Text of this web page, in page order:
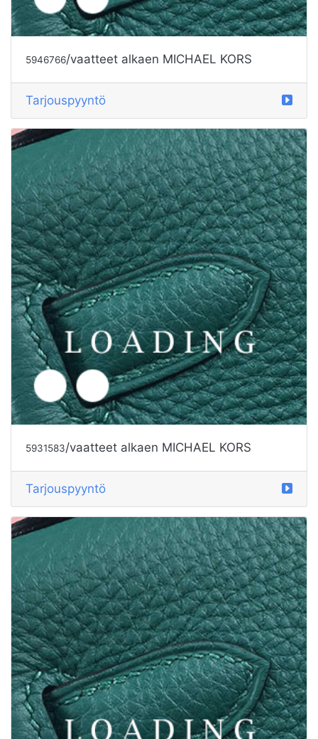
5946766/vaatteet alkaen MICHAEL KORS
Tarjouspyyntö
5931583/vaatteet alkaen MICHAEL KORS
Tarjouspyyntö